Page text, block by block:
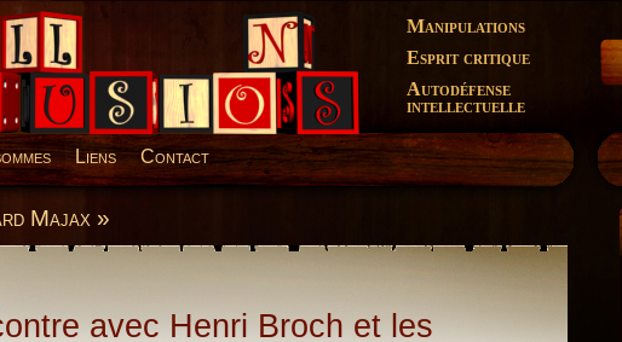
Manipulations
Esprit critique
Autodéfense
intellectuelle
Liens Contact
Majax »
avec Henri Broch et les